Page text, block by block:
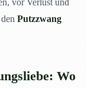
vor Verlust und
Putzzwang
Wo